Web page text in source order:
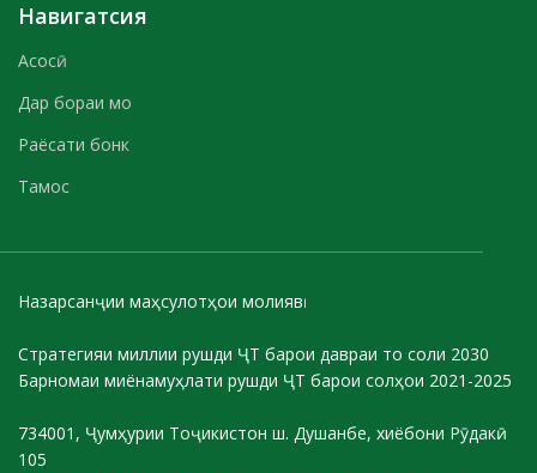
Навигатсия
Асосӣ
Дар бораи мо
Раёсати бонк
Тамос
Назарсанҷии маҳсулотҳои молиявӣ
Стратегияи миллии рушди ҶТ барои давраи то соли 2030
Барномаи миёнамуҳлати рушди ҶТ барои солҳои 2021-2025
734001, Ҷумҳурии Тоҷикистон ш. Душанбе, хиёбони Рӯдакӣ
105